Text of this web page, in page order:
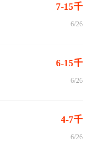
7-15千
6/26
6-15千
6/26
4-7千
6/26